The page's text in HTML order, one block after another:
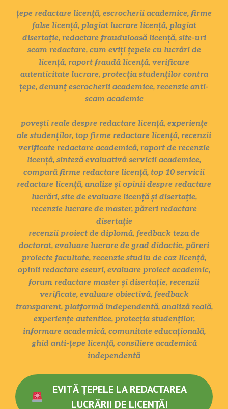
țepe redactare licență, escrocherii academice, firme
false licență, plagiat lucrare licență, plagiat
disertație, redactare frauduloasă licență, site-uri
scam redactare, cum eviți țepele cu lucrări de
licență, raport fraudă licență, verificare
autenticitate lucrare, protecția studenților contra
țepe, denunț escrocherii academice, recenzie anti-
scam academic
povești reale despre redactare licență, experiențe
ale studenților, top firme redactare licență, recenzii
verificate redactare academică, raport de recenzie
licență, sinteză evaluativă servicii academice,
compară firme redactare licență, top 10 servicii
redactare licență, analize și opinii despre redactare
lucrări, site de evaluare licență și disertație,
recenzie lucrare de master, păreri redactare
disertație
recenzii proiect de diplomă, feedback teza de
doctorat, evaluare lucrare de grad didactic, păreri
proiecte facultate, recenzie studiu de caz licență,
opinii redactare eseuri, evaluare proiect academic,
forum redactare master și disertație, recenzii
verificate, evaluare obiectivă, feedback
transparent, platformă independentă, analiză reală,
experiențe autentice, protecția studenților,
informare academică, comunitate educațională,
ghid anti-țepe licență, consiliere academică
independentă
EVITĂ ȚEPELE LA REDACTAREA
LUCRĂRII DE LICENȚĂ!